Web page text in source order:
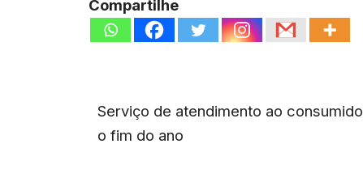
Compartilhe
Serviço de atendimento ao
o fim do ano